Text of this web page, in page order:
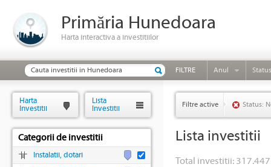
Primăria Hunedoara
Harta interactiva a investitiilor
FILTRE Anul Status
Filtre active Status:
Lista investitii
Total investitii:
Harta
Investitii
Lista
Investitii
Categorii de investitii
Instalatii, dotari